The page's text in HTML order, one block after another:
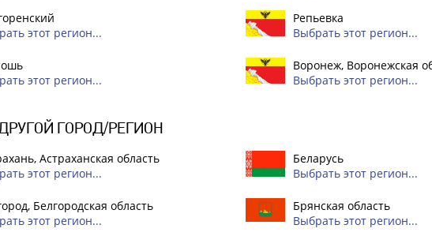
этот регион...
Репьевка
Выбрать этот регион...
этот регион...
Воронеж, Воронежская
Выбрать этот регион...
ГОРОД/РЕГИОН
Астраханская область
этот регион...
Беларусь
Выбрать этот регион...
Белгородская область
этот регион...
Брянская область
Выбрать этот регион...